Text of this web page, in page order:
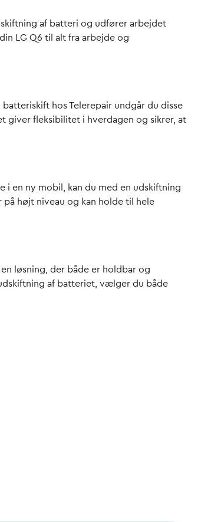
af batteri og udfører arbejdet
LG Q6 til alt fra arbejde og
hos Telerepair undgår du disse
giver fleksibilitet i hverdagen og sikrer, at
i en ny mobil, kan du med en udskiftning
højt niveau og kan holde til hele
løsning, der både er holdbar og
af batteriet, vælger du både